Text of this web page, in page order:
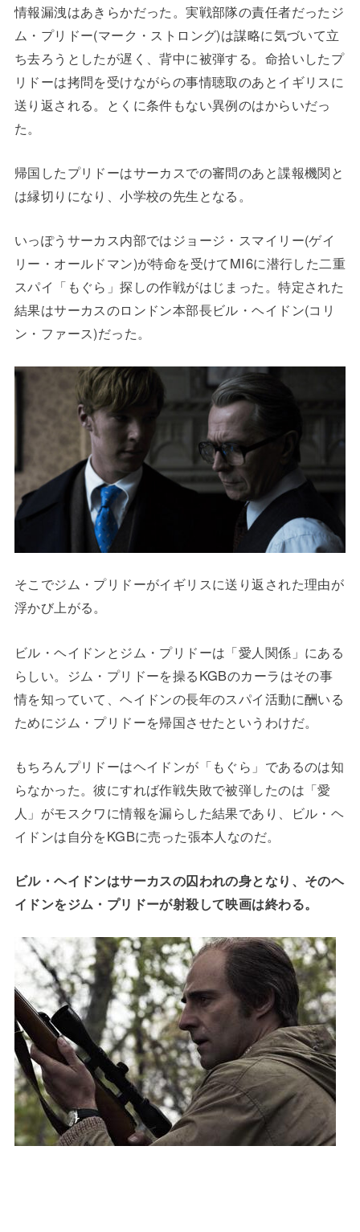
情報漏洩はあきらかだった。実戦部隊の責任者だったジ
ム・プリドー(マーク・ストロング)は謀略に気づいて立
ち去ろうとしたが遅く、背中に被弾する。命拾いしたプ
リドーは拷問を受けながらの事情聴取のあとイギリスに
送り返される。とくに条件もない異例のはからいだっ
た。
帰国したプリドーはサーカスでの審問のあと諜報機関と
は縁切りになり、小学校の先生となる。
いっぽうサーカス内部ではジョージ・スマイリー(ゲイ
リー・オールドマン)が特命を受けてMI6に潜行した二重
スパイ「もぐら」探しの作戦がはじまった。特定された
結果はサーカスのロンドン本部長ビル・ヘイドン(コリ
ン・ファース)だった。
そこでジム・プリドーがイギリスに送り返された理由が
浮かび上がる。
ビル・ヘイドンとジム・プリドーは「愛人関係」にある
らしい。ジム・プリドーを操るKGBのカーラはその事
情を知っていて、ヘイドンの長年のスパイ活動に酬いる
ためにジム・プリドーを帰国させたというわけだ。
もちろんプリドーはヘイドンが「もぐら」であるのは知
らなかった。彼にすれば作戦失敗で被弾したのは「愛
人」がモスクワに情報を漏らした結果であり、ビル・ヘ
イドンは自分をKGBに売った張本人なのだ。
ビル・ヘイドンはサーカスの囚われの身となり、そのヘ
イドンをジム・プリドーが射殺して映画は終わる。